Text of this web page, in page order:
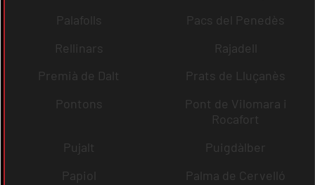
Palafolls
Pacs del Penedès
Rellinars
Rajadell
Premià de Dalt
Prats de Lluçanès
Pontons
Pont de Vilomara i
Rocafort
Pujalt
Puigdàlber
Papiol
Palma de Cervelló